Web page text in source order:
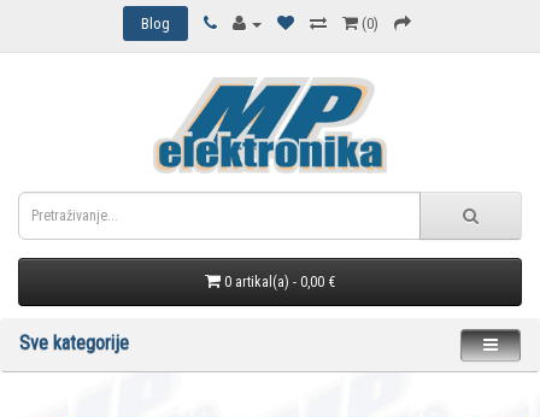
Blog (0)
0 artikal(a) - 0,00 €
Sve kategorije